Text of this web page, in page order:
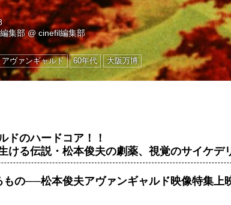
集部@cinefil編集部
アヴァンギャルド 60年代 大阪万博
ドのハードコア！！
ける伝説・松本俊夫の劇薬、視覚のサイケデ
もの──松本俊夫アヴァンギャルド映像特集上